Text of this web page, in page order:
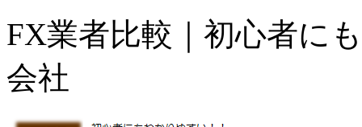
FX業者比較｜初心者に
会社